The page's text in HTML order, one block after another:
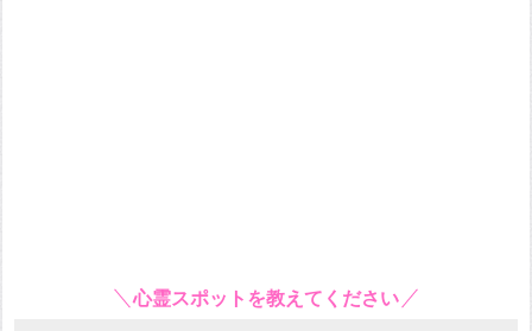
心霊スポットを教えてください